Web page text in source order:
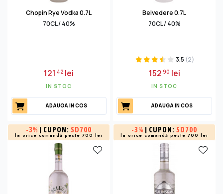
Chopin Rye Vodka 0.7L
70CL / 40%
121 42 lei
IN STOC
ADAUGA IN COS
Belvedere 0.7L
70CL / 40%
3.5 (2)
15290 lei
IN STOC
ADAUGA IN COS
-3% | CUPON: SD700
la orice comandă peste 700 lei
-3% | CUPON: SD700
la orice comandă peste 700 lei